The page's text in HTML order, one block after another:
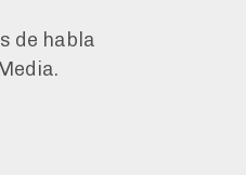
de habla